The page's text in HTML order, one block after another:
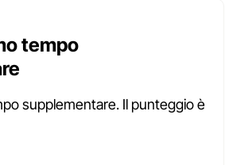
tempo
supplementare. Il punteggio è